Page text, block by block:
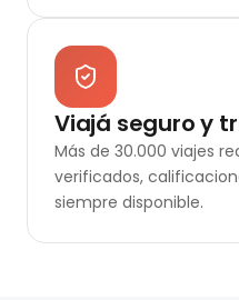
Viajá seguro y
Más de 30.000 viajes
verificados,
siempre disponible.